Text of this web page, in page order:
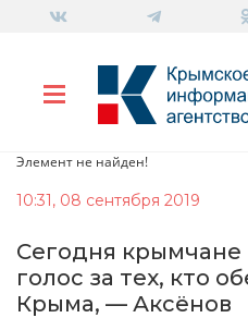
Элемент не найден!
10:31, 08 сентября 2019
Сегодня крымчане
голос за тех, кто
Крыма, — Аксёнов